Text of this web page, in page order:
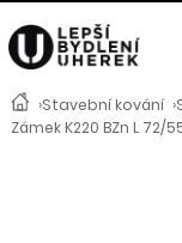
›Stavební kování ›
Zámek K220 BZn L 72/